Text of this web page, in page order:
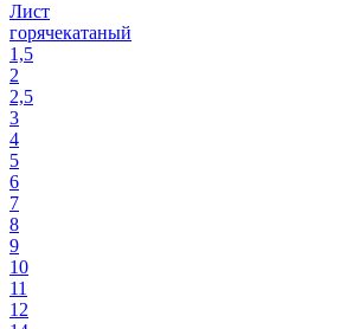
Лист
горячекатаный
1,5
2
2,5
3
4
5
6
7
8
9
10
11
12